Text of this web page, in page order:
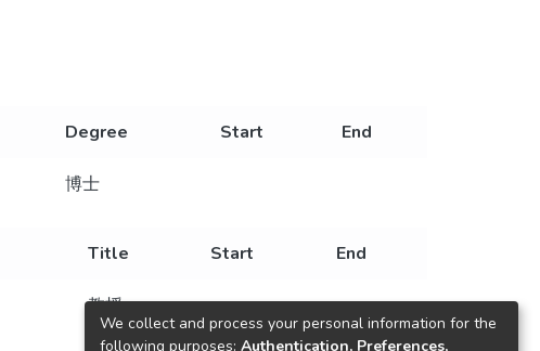
Degree Start End
博士
Title Start End
教授
We collect and process your personal information for the
following purposes: Authentication, Preferences,